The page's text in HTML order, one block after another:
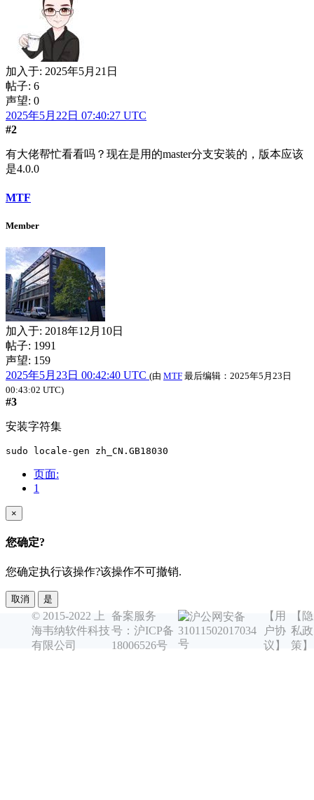
加入于: 2025年5月21日
帖子: 6
声望: 0
2025年5月22日 07:40:27 UTC
#2
有大佬帮忙看看吗？现在是用的master分支安装的，版本应该
是4.0.0
MTF
Member
加入于: 2018年12月10日
帖子: 1991
声望: 159
2025年5月23日 00:42:40 UTC (由 MTF 最后编辑： 2025年5月23日
00:43:02 UTC)
#3
安装字符集
sudo locale-gen zh_CN.GB18030
页面:
1
×
您确定?
您确定执行该操作?该操作不可撤销.
取消 是
© 2015-2022 上
海韦纳软件科技
有限公司
备案服务
号：沪ICP备
18006526号
沪公网安备
31011502017034
号
【用
户协
议】
【隐
私政
策】